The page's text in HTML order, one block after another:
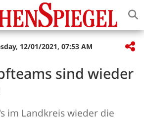
12/01/2021, 07:53 AM
sind wieder
im Landkreis wieder die